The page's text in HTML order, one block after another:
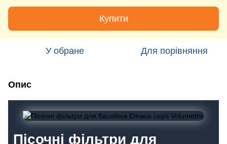
Купити
У обране Для порівняння
Опис
Пісочні фільтри для